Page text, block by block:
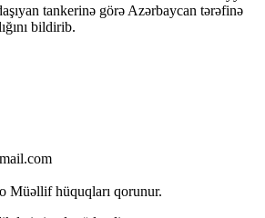
tankerinə görə Azərbaycan tərəfinə
bildirib.
Müəllif hüquqları qorunur.